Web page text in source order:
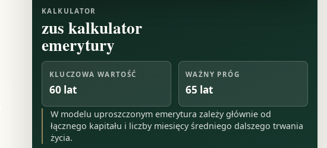
KALKULATOR
zus kalkulator
emerytury
KLUCZOWA WARTOŚĆ
60 lat
WAŻNY PRÓG
65 lat
W modelu uproszczonym emerytura zależy głównie od
łącznego kapitału i liczby miesięcy średniego dalszego trwania
życia.